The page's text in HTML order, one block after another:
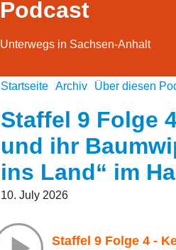
Podcast
Unterwegs in Sachsen-Anhalt
Startseite Archiv Über diesen
Staffel 9 Folge
und ihr
ins Land“ im
10. July 2026